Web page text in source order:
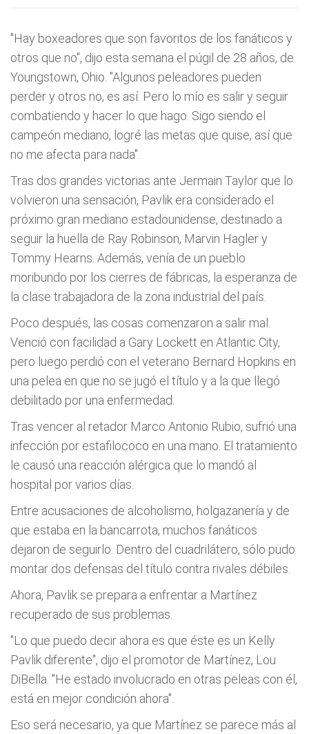
"Hay boxeadores que son favoritos de los fanáticos y
otros que no", dijo esta semana el púgil de 28 años, de
Youngstown, Ohio. "Algunos peleadores pueden
perder y otros no, es así­. Pero lo mí­o es salir y seguir
combatiendo y hacer lo que hago. Sigo siendo el
campeón mediano, logré las metas que quise, así­ que
no me afecta para nada".
Tras dos grandes victorias ante Jermain Taylor que lo
volvieron una sensación, Pavlik era considerado el
próximo gran mediano estadounidense, destinado a
seguir la huella de Ray Robinson, Marvin Hagler y
Tommy Hearns. Además, vení­a de un pueblo
moribundo por los cierres de fábricas, la esperanza de
la clase trabajadora de la zona industrial del paí­s.
Poco después, las cosas comenzaron a salir mal.
Venció con facilidad a Gary Lockett en Atlantic City,
pero luego perdió con el veterano Bernard Hopkins en
una pelea en que no se jugó el tí­tulo y a la que llegó
debilitado por una enfermedad.
Tras vencer al retador Marco Antonio Rubio, sufrió una
infección por estafilococo en una mano. El tratamiento
le causó una reacción alérgica que lo mandó al
hospital por varios dí­as.
Entre acusaciones de alcoholismo, holgazanerí­a y de
que estaba en la bancarrota, muchos fanáticos
dejaron de seguirlo. Dentro del cuadrilátero, sólo pudo
montar dos defensas del tí­tulo contra rivales débiles.
Ahora, Pavlik se prepara a enfrentar a Martí­nez
recuperado de sus problemas.
"Lo que puedo decir ahora es que éste es un Kelly
Pavlik diferente", dijo el promotor de Martí­nez, Lou
DiBella. "He estado involucrado en otras peleas con él,
está en mejor condición ahora".
Eso será necesario, ya que Martí­nez se parece más al